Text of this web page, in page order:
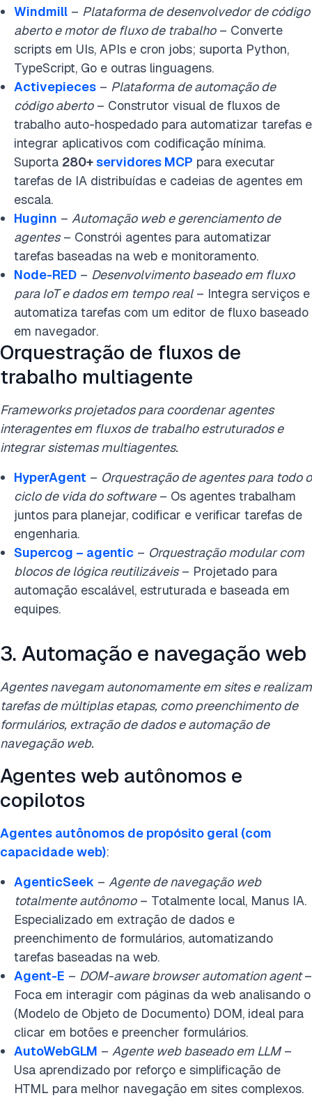
Windmill – Plataforma de desenvolvedor de código
aberto e motor de fluxo de trabalho– Converte
scripts em UIs, APIs e cron jobs; suporta Python,
TypeScript, Go e outras linguagens.
Activepieces – Plataforma de automação de
código aberto– Construtor visual de fluxos de
trabalho auto-hospedado para automatizar tarefas e
integrar aplicativos com codificação mínima.
Suporta 280+servidores MCP para executar
tarefas de IA distribuídas e cadeias de agentes em
escala.
Huginn – Automação web e gerenciamento de
agentes– Constrói agentes para automatizar
tarefas baseadas na web e monitoramento.
Node-RED – Desenvolvimento baseado em fluxo
para IoT e dados em tempo real– Integra serviços e
automatiza tarefas com um editor de fluxo baseado
em navegador.
Orquestração de fluxos de
trabalho multiagente
Frameworks projetados para coordenar agentes
interagentes em fluxos de trabalho estruturados e
integrar sistemas multiagentes.
HyperAgent – Orquestração de agentes para todo o
ciclo de vida do software– Os agentes trabalham
juntos para planejar, codificar e verificar tarefas de
engenharia.
Supercog – agentic – Orquestração modular com
blocos de lógica reutilizáveis– Projetado para
automação escalável, estruturada e baseada em
equipes.
3. Automação e navegação web
Agentes navegam autonomamente em sites e realizam
tarefas de múltiplas etapas, como preenchimento de
formulários, extração de dados e automação de
navegação web.
Agentes web autônomos e
copilotos
Agentes autônomos de propósito geral (com
capacidade web):
AgenticSeek – Agente de navegação web
totalmente autônomo– Totalmente local, Manus IA.
Especializado em extração de dados e
preenchimento de formulários, automatizando
tarefas baseadas na web.
Agent-E – DOM-aware browser automation agent–
Foca em interagir com páginas da web analisando o
(Modelo de Objeto de Documento) DOM, ideal para
clicar em botões e preencher formulários.
AutoWebGLM – Agente web baseado em LLM–
Usa aprendizado por reforço e simplificação de
HTML para melhor navegação em sites complexos.